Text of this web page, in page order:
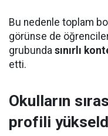
Bu nedenle toplam
görünse de
grubunda sınırlı
etti.
Okulların
profili